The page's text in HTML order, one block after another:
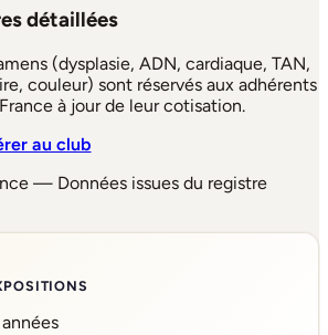
détaillées
(dysplasie, ADN, cardiaque, TAN,
couleur) sont réservés aux adhérents
à jour de leur cotisation.
au club
— Données issues du registre